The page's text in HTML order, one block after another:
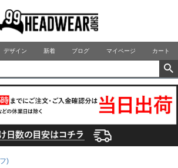
デザイン 新着 ブログ マイページ カート
)